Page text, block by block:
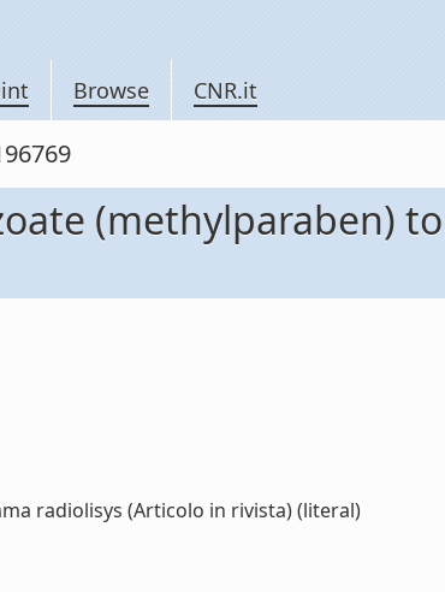
Browse CNR.it
(methylparaben)
radiolisys (Articolo in rivista) (literal)